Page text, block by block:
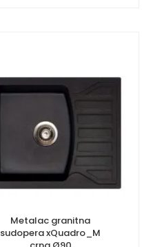
Metalac granitna
sudopera xQuadro_M